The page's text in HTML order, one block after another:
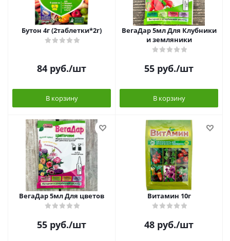
Бутон 4г (2таблетки*2г)
84 руб./шт
В корзину
ВегаДар 5мл Для Клубники
и земляники
55 руб./шт
В корзину
ВегаДар 5мл Для цветов
55 руб./шт
Витамин 10г
48 руб./шт